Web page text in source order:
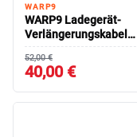
WARP9
WARP9 Ladegerät-
Verlängerungskabel
SURRON Ultra Bee
52,00 €
40,00 €